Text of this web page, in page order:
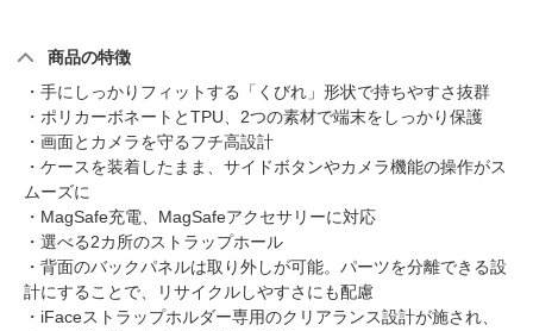
商品の特徴
・手にしっかりフィットする「くびれ」形状で持ちやすさ抜群
・ポリカーボネートとTPU、2つの素材で端末をしっかり保護
・画面とカメラを守るフチ高設計
・ケースを装着したまま、サイドボタンやカメラ機能の操作がス
ムーズに
・MagSafe充電、MagSafeアクセサリーに対応
・選べる2カ所のストラップホール
・背面のバックパネルは取り外しが可能。パーツを分離できる設
計にすることで、リサイクルしやすさにも配慮
・iFaceストラップホルダー専用のクリアランス設計が施され、